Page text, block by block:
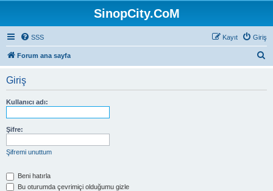
SinopCity.CoM
SSS Giriş
Kayıt
Forum ana sayfa
Giriş
Kullanıcı adı:
Şifre:
Şifremi unuttum
Beni hatırla
Bu oturumda çevrimiçi olduğumu gizle